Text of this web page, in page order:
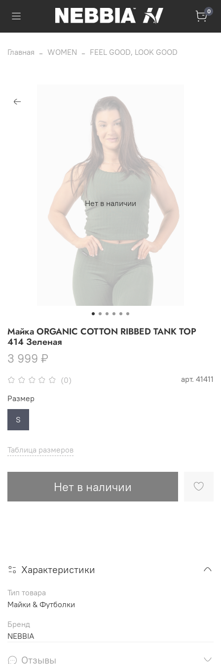
0
Главная WOMEN FEEL GOOD, LOOK GOOD
Нет в наличии
(0) арт. 41411
Майка ORGANIC COTTON RIBBED TANK TOP
414 Зеленая
3 999 ₽
Таблица размеров
Нет в наличии
Размер
S
Характеристики
Тип товара
Майки & Футболки
Бренд
NEBBIA
Отзывы